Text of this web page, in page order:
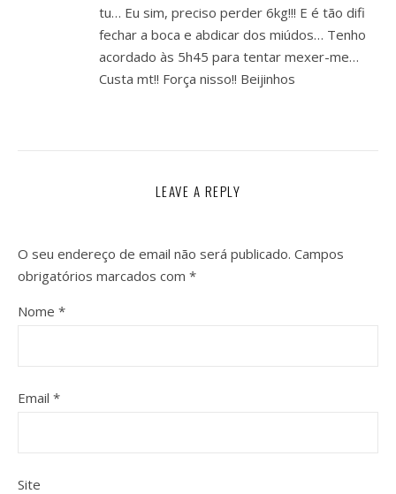
tu… Eu sim, preciso perder 6kg!!! E é tão difi
fechar a boca e abdicar dos miúdos… Tenho
acordado às 5h45 para tentar mexer-me…
Custa mt!! Força nisso!! Beijinhos
LEAVE A REPLY
O seu endereço de email não será publicado. Campos
obrigatórios marcados com *
Nome *
Email *
Site